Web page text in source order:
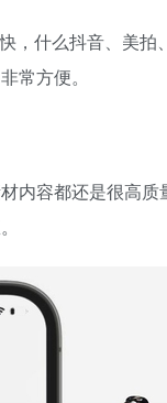
，什么抖音、美拍
常方便。
内容都还是很高